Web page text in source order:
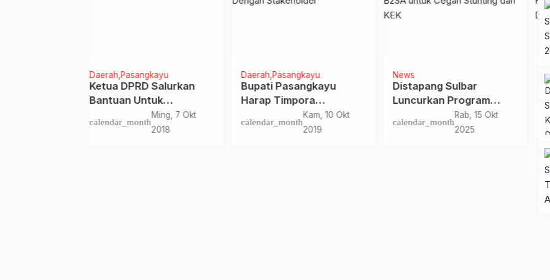
Daerah Pasangkayu
Bupati Pasangkayu
Harap Timpora
Tingkatkan Sinergitas
Dengan Stakeholder
calendar_month
Kam, 10 Okt
2019
News
Distapang Sulbar
Luncurkan Program
Pemberian Makanan
B2SA untuk Cegah
calendar_month
Rab, 15 Okt
2025
Kesehatan
Dukung Pembahasan
APBD 2026, Plt Kadinkes
Kawal Kepentingan
Sektor Kesehatan di
calendar_month
Kam, 11 Sep
2025